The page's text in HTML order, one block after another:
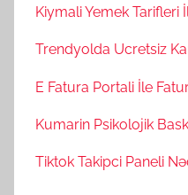
Kiymali Yemek Tarifleri
Trendyolda Ucretsiz
E Fatura Portali İle
Kumarin Psikolojik
Tiktok Takipci Paneli